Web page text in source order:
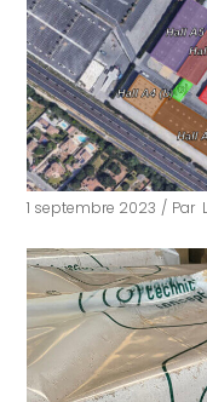
1 septembre 2023 Par